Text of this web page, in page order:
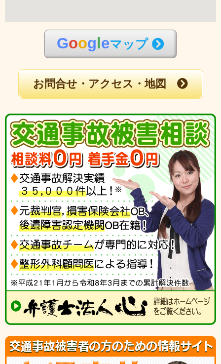
Googleマップ
お問合せ・アクセス・地図